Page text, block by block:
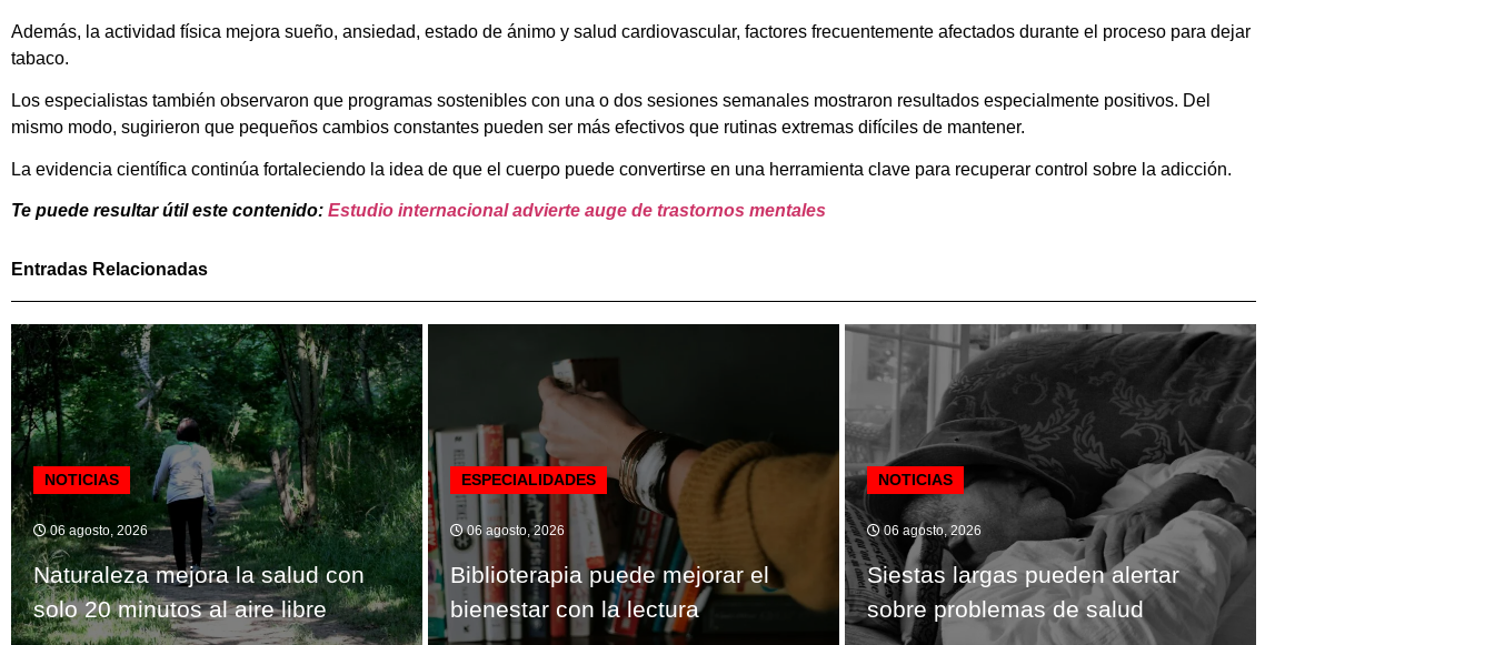
Además, la actividad física mejora sueño, ansiedad, estado de ánimo y salud cardiovascular, factores frecuentemente afectados durante el proceso para dejar
tabaco.
Los especialistas también observaron que programas sostenibles con una o dos sesiones semanales mostraron resultados especialmente positivos. Del
mismo modo, sugirieron que pequeños cambios constantes pueden ser más efectivos que rutinas extremas difíciles de mantener.
La evidencia científica continúa fortaleciendo la idea de que el cuerpo puede convertirse en una herramienta clave para recuperar control sobre la adicción.
Te puede resultar útil este contenido: Estudio internacional advierte auge de trastornos mentales
Entradas Relacionadas
NOTICIAS
06 agosto, 2026
Naturaleza mejora la salud con
solo 20 minutos al aire libre
ESPECIALIDADES
06 agosto, 2026
Biblioterapia puede mejorar el
bienestar con la lectura
NOTICIAS
06 agosto, 2026
Siestas largas pueden alertar
sobre problemas de salud